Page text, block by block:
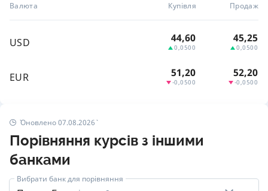
Валюта Купівля Продаж
USD 44,60
0,0500
45,25
0,0500
EUR 51,20
-0,0500
52,20
-0,0500
Оновлено 07.08.2026
Порівняння курсів з іншими
банками
Вибрати банк для порівняння